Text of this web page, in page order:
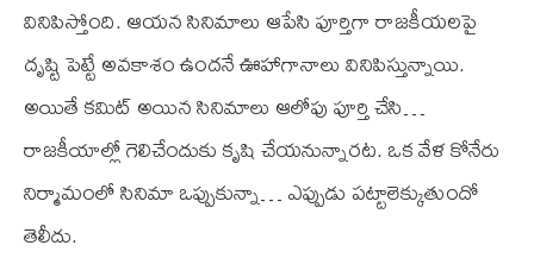
వినిపిస్తోంది. ఆయన సినిమాలు ఆపేసి పూర్తిగా రాజకీయలపై
దృష్టి పెట్టే అవకాశం ఉందనే ఊహాగానాలు వినిపిస్తున్నాయి.
అయితే కమిట్ అయిన సినిమాలు ఆలోపు పూర్తి చేసి…
రాజకీయాల్లో గెలిచేందుకు కృషి చేయనున్నారట. ఒక వేళ కోనేరు
నిర్మామంలో సినిమా ఒప్పుకున్నా… ఎప్పుడు పట్టాలెక్కుతుందో
తెలీదు.